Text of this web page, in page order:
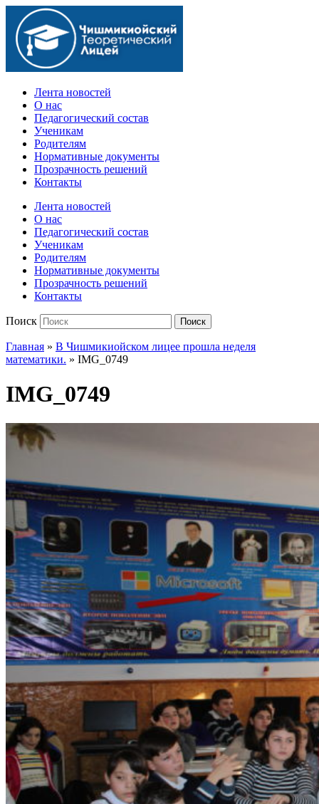
Официальный сайт учебного заведения
Лента новостей
О нас
Педагогический состав
Ученикам
Родителям
Нормативные документы
Прозрачность решений
Контакты
Лента новостей
О нас
Педагогический состав
Ученикам
Родителям
Нормативные документы
Прозрачность решений
Контакты
Поиск Поиск
Главная » В Чишмикиойском лицее прошла неделя
математики. » IMG_0749
IMG_0749